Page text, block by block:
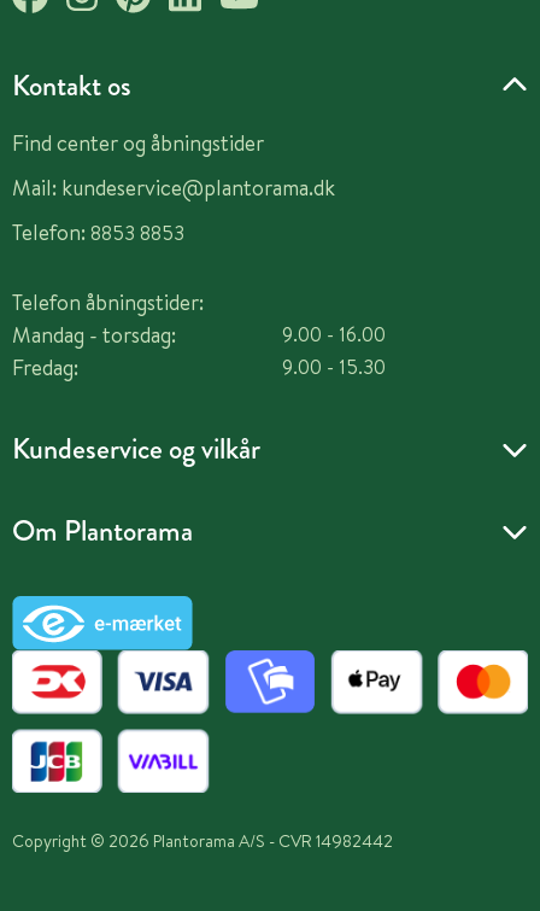
Kontakt os
Find center og åbningstider
Mail: kundeservice@plantorama.dk
Telefon: 8853 8853
Telefon åbningstider:
Mandag - torsdag:
Fredag:
9.00 - 16.00
9.00 - 15.30
Kundeservice og vilkår
Om Plantorama
Copyright © 2026 Plantorama A/S - CVR 14982442